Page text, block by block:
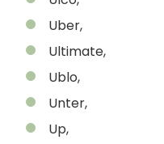
Uber,
Ultimate,
Ublo,
Unter,
Up,